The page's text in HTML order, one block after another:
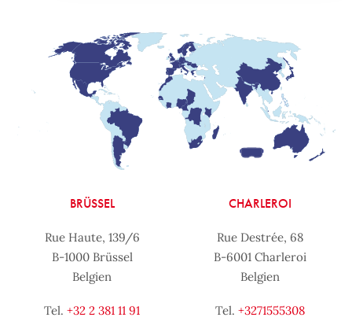
BRÜSSEL
Rue Haute, 139/6
B-1000 Brüssel
Belgien
Tel. +32 2 381 11 91
CHARLEROI
Rue Destrée, 68
B-6001 Charleroi
Belgien
Tel. +3271555308